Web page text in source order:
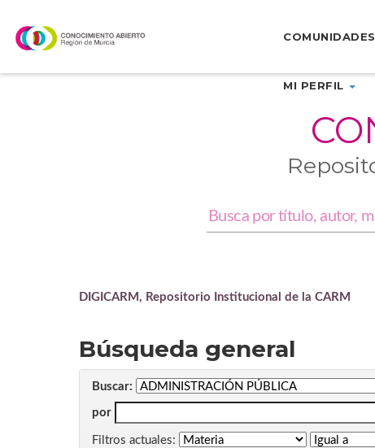
navigation
COMUNIDADES
MI PERFIL
DIGICARM, Repositorio Institucional de la CARM
Búsqueda general
Buscar:
por
Filtros actuales: